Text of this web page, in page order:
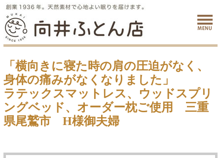
「横向きに寝た時の肩の圧迫がなく、
身体の痛みがなくなりました」
ラテックスマットレス、ウッドスプリ
ングベッド、オーダー枕ご使用 三重
県尾鷲市 H様御夫婦